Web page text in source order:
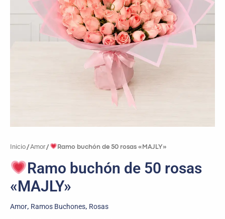
Inicio /Amor/ Ramo buchón de 50 rosas «MAJLY»
Ramo buchón de 50 rosas
«MAJLY»
Amor, Ramos Buchones, Rosas